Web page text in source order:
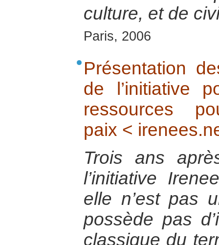
culture, et de
Paris, 2006
Présentation
de l’initiative
ressources
paix <
Trois ans
l’initiative
elle n’est pas
possède pas
classique du